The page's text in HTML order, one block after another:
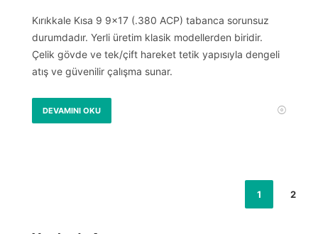
Kırıkkale Kısa 9 9×17 (.380 ACP) tabanca sorunsuz
durumdadır. Yerli üretim klasik modellerden biridir.
Çelik gövde ve tek/çift hareket tetik yapısıyla dengeli
atış ve güvenilir çalışma sunar.
DEVAMINI OKU
1 2